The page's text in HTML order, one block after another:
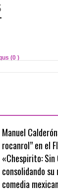
(0 )
Manuel
rocanrol” en el
«Chespirito: Sin
consolidando
comedia